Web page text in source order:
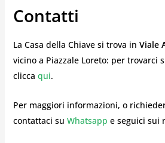
Contatti
La Casa della Chiave si trova in Viale
vicino a Piazzale Loreto: per trovarci
clicca qui.
Per maggiori informazioni, o
contattaci su Whatsapp e seguici sui